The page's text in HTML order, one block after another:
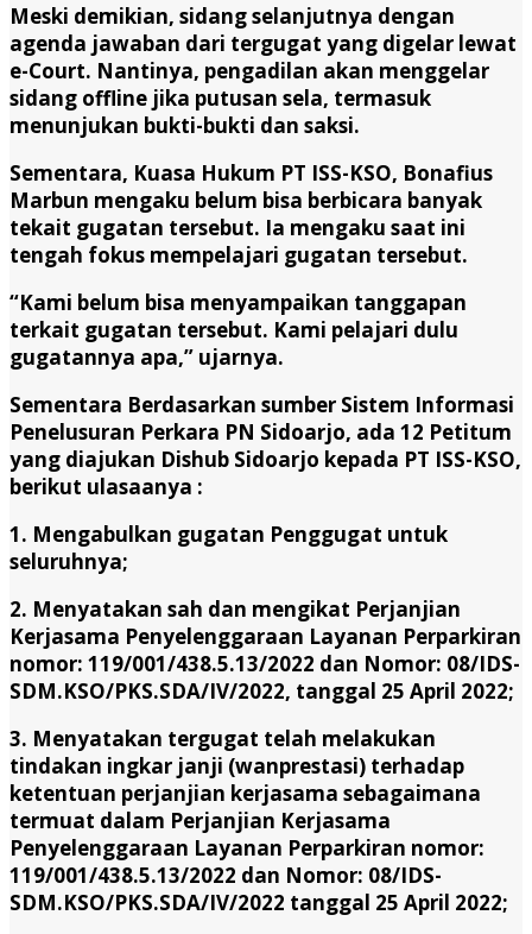
Meski demikian, sidang selanjutnya dengan
agenda jawaban dari tergugat yang digelar lewat
e-Court. Nantinya, pengadilan akan menggelar
sidang offline jika putusan sela, termasuk
menunjukan bukti-bukti dan saksi.
Sementara, Kuasa Hukum PT ISS-KSO, Bonafius
Marbun mengaku belum bisa berbicara banyak
tekait gugatan tersebut. Ia mengaku saat ini
tengah fokus mempelajari gugatan tersebut.
“Kami belum bisa menyampaikan tanggapan
terkait gugatan tersebut. Kami pelajari dulu
gugatannya apa,” ujarnya.
Sementara Berdasarkan sumber Sistem Informasi
Penelusuran Perkara PN Sidoarjo, ada 12 Petitum
yang diajukan Dishub Sidoarjo kepada PT ISS-KSO,
berikut ulasaanya :
1. Mengabulkan gugatan Penggugat untuk
seluruhnya;
2. Menyatakan sah dan mengikat Perjanjian
Kerjasama Penyelenggaraan Layanan Perparkiran
nomor: 119/001/438.5.13/2022 dan Nomor: 08/IDS-
SDM.KSO/PKS.SDA/IV/2022, tanggal 25 April 2022;
3. Menyatakan tergugat telah melakukan
tindakan ingkar janji (wanprestasi) terhadap
ketentuan perjanjian kerjasama sebagaimana
termuat dalam Perjanjian Kerjasama
Penyelenggaraan Layanan Perparkiran nomor:
119/001/438.5.13/2022 dan Nomor: 08/IDS-
SDM.KSO/PKS.SDA/IV/2022 tanggal 25 April 2022;